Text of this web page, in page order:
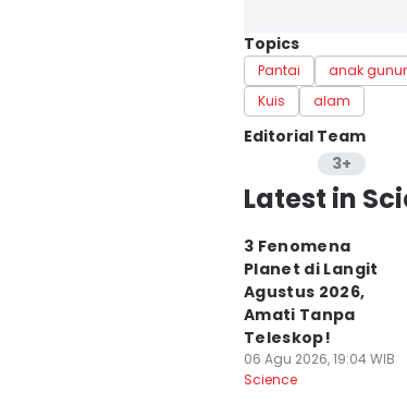
Topics
Pantai anak
Kuis
alam
Editorial Team
3+
Editor
Lea Lyliana
Editor
Aria Hamzah
Editor
Erick Akbar
Latest in
3 Fenomena
Planet di Langit
Agustus 2026,
Amati Tanpa
Teleskop!
06 Agu 2026, 19:04 WIB
Science